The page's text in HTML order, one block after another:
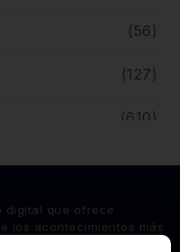
(56)
(127)
(610)
digital que ofrece
los acontecimientos más